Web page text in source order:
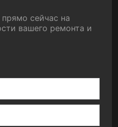
сейчас на
вашего ремонта и